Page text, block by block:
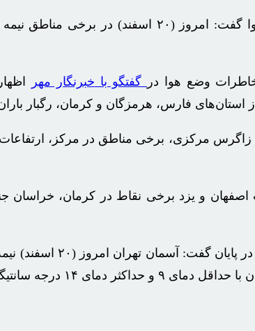
رئیس مرکز ملی پیش‌بینی و مدیریت بحران مخاطرات وضع
وضع هوا در گفتگو با خبرنگار مهر
در ارتفاعات و دامنه‌های زاگرس مرکزی، برخی مناطق در
در شمال فارس، جنوب اصفهان و یزد برخی نقاط در
رئیس مرکز ملی پیش‌بینی و
پیش‌بینی می‌شود.